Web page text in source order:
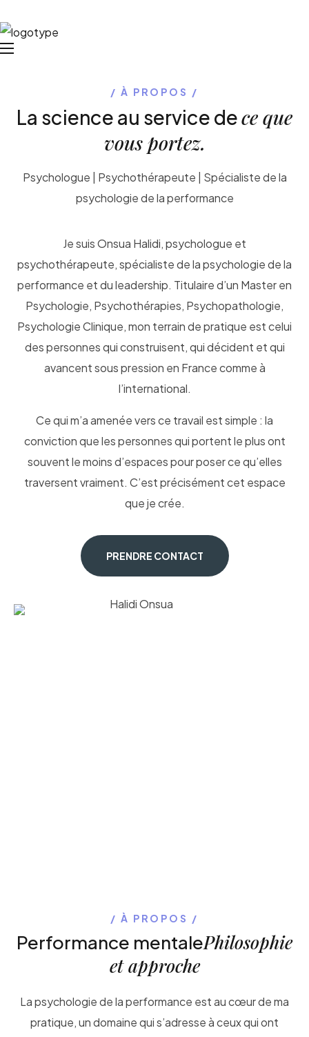
À PROPOS
La science au service dece que
vous portez.
Psychologue | Psychothérapeute | Spécialiste de la
psychologie de la performance
Je suis Onsua Halidi, psychologue et
psychothérapeute, spécialiste de la psychologie de la
performance et du leadership. Titulaire d’un Master en
Psychologie, Psychothérapies, Psychopathologie,
Psychologie Clinique, mon terrain de pratique est celui
des personnes qui construisent, qui décident et qui
avancent sous pression en France comme à
l’international.
Ce qui m’a amenée vers ce travail est simple : la
conviction que les personnes qui portent le plus ont
souvent le moins d’espaces pour poser ce qu’elles
traversent vraiment. C’est précisément cet espace
que je crée.
PRENDRE CONTACT
À PROPOS
Performance mentalePhilosophie
et approche
La psychologie de la performance est au cœur de ma
pratique, un domaine qui s’adresse à ceux qui ont